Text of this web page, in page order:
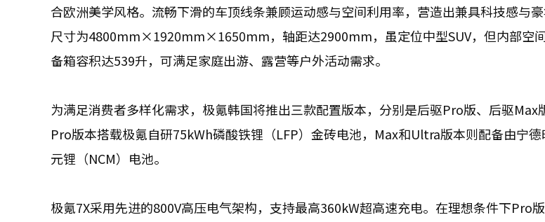
合欧洲美学风格。流畅下滑的车顶线条兼顾运动感与空间利用率，营造出兼具科技感与
尺寸为4800mm×1920mm×1650mm，轴距达2900mm，虽定位中型SUV，但内部空
备箱容积达539升，可满足家庭出游、露营等户外活动需求。
为满足消费者多样化需求，极氪韩国将推出三款配置版本，分别是后驱Pro版、后驱
Pro版本搭载极氪自研75kWh磷酸铁锂（LFP）金砖电池，Max和Ultra版本则配备由宁
元锂（NCM）电池。
极氪7X采用先进的800V高压电气架构，支持最高360kW超高速充电。在理想条件下Pro